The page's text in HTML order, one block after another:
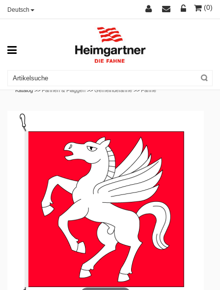
Deutsch (0)
Katalog >>Fahnen & Flaggen >>Gemeindefahne >>Fahne